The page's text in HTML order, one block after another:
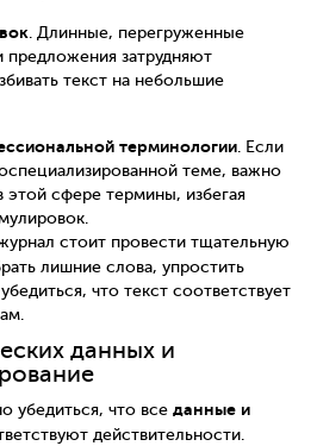
. Длинные, перегруженные
затрудняют
текст на небольшие
терминологии . Если
теме, важно
этой сфере термины, избегая
стоит провести тщательную
лишние слова, упростить
что текст соответствует
данных и
убедиться, что все данные и
действительности.